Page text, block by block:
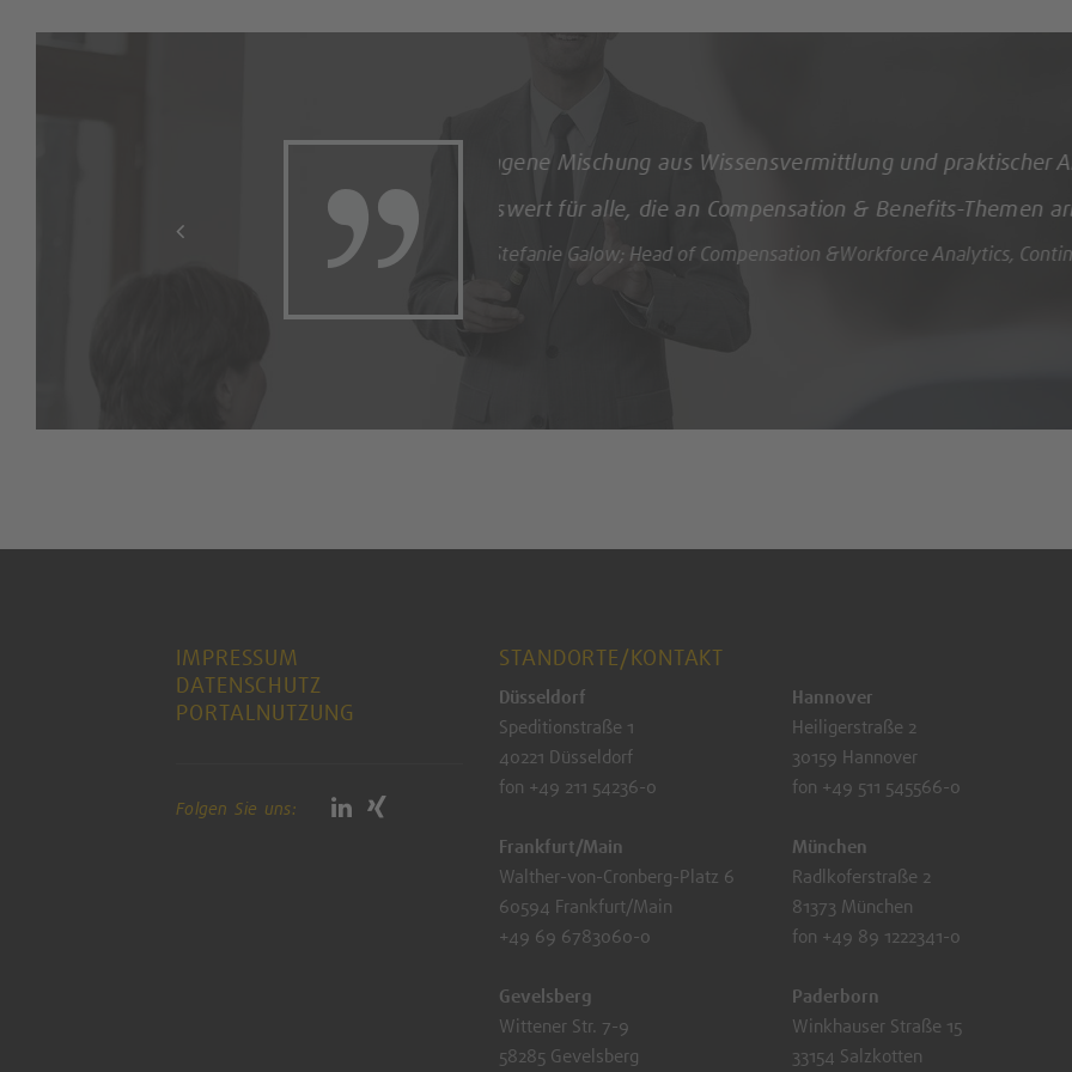
& Benefits-Themen arbeiten.“
&Workforce Analytics, Continental Reifen Deutschland
„Sie haben das Seminar genauso organisiert und
authentisch, kompetent und engagiert. Wir (die
wohlgefühlt. Vielen herzlichen Dank noch einmal bis
IMPRESSUM
DATENSCHUTZ
PORTALNUTZUNG
Folgen Sie uns:
STANDORTE/KONTAKT
Düsseldorf
Speditionstraße 1
40221 Düsseldorf
fon +49 211 54236-0
Frankfurt/Main
Walther-von-Cronberg-Platz 6
60594 Frankfurt/Main
+49 69 6783060-0
Gevelsberg
Wittener Str. 7-9
58285 Gevelsberg
Hannover
Heiligerstraße 2
30159 Hannover
fon +49 511 545566-0
München
Radlkoferstraße 2
81373 München
fon +49 89 1222341-0
Paderborn
Winkhauser Straße 15
33154 Salzkotten